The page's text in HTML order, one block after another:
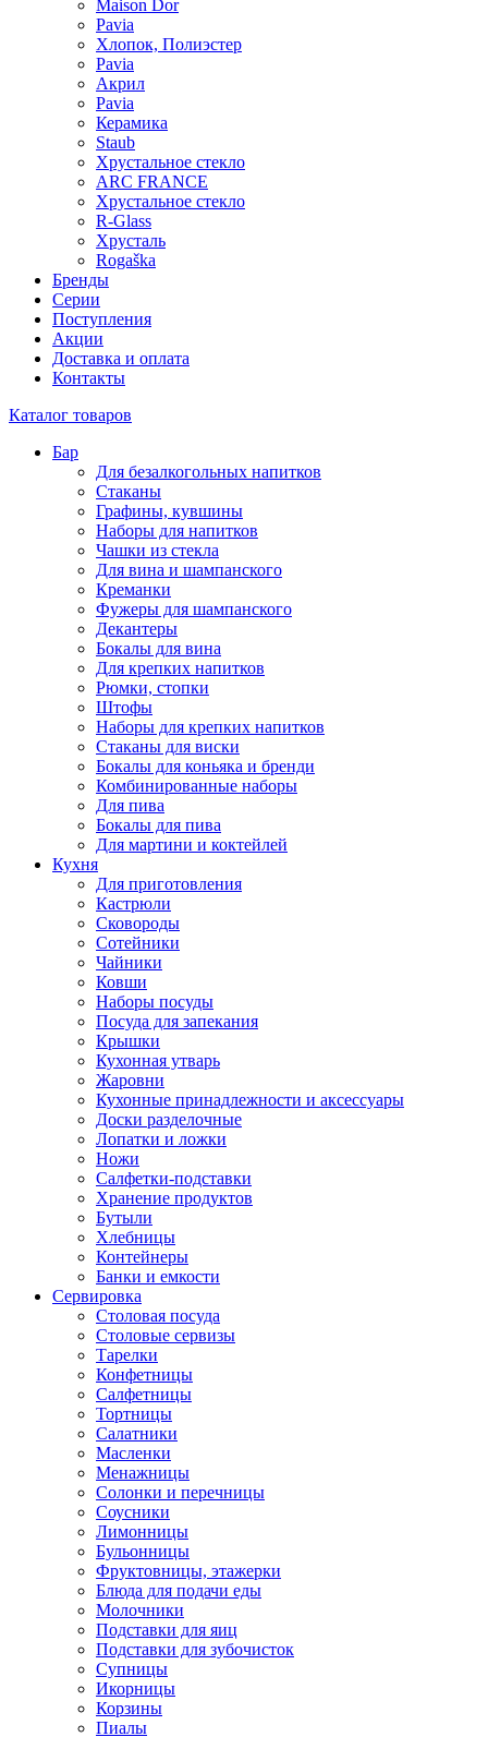
Maison Dor
Pavia
Хлопок, Полиэстер
Pavia
Акрил
Pavia
Керамика
Staub
Хрустальное стекло
ARC FRANCE
Хрустальное стекло
R-Glass
Хрусталь
Rogaška
Бренды
Серии
Поступления
Акции
Доставка и оплата
Контакты
Каталог товаров
Бар
Для безалкогольных напитков
Стаканы
Графины, кувшины
Наборы для напитков
Чашки из стекла
Для вина и шампанского
Креманки
Фужеры для шампанского
Декантеры
Бокалы для вина
Для крепких напитков
Рюмки, стопки
Штофы
Наборы для крепких напитков
Стаканы для виски
Бокалы для коньяка и бренди
Комбинированные наборы
Для пива
Бокалы для пива
Для мартини и коктейлей
Кухня
Для приготовления
Кастрюли
Сковороды
Сотейники
Чайники
Ковши
Наборы посуды
Посуда для запекания
Крышки
Кухонная утварь
Жаровни
Кухонные принадлежности и аксессуары
Доски разделочные
Лопатки и ложки
Ножи
Салфетки-подставки
Хранение продуктов
Бутыли
Хлебницы
Контейнеры
Банки и емкости
Сервировка
Столовая посуда
Столовые сервизы
Тарелки
Конфетницы
Салфетницы
Тортницы
Салатники
Масленки
Менажницы
Солонки и перечницы
Соусники
Лимонницы
Бульонницы
Фруктовницы, этажерки
Блюда для подачи еды
Молочники
Подставки для яиц
Подставки для зубочисток
Супницы
Икорницы
Корзины
Пиалы